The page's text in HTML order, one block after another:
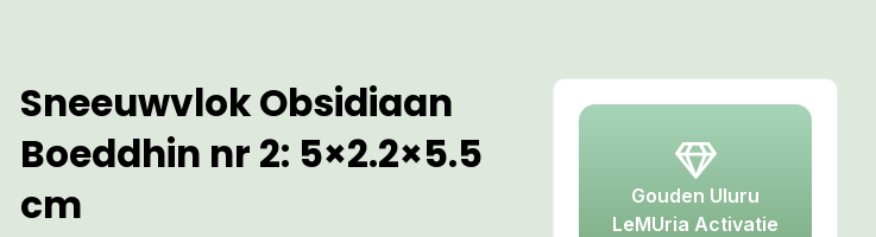
Sneeuwvlok Obsidiaan
Boeddhin nr 2: 5×2.2×5.5
cm
Gouden Uluru
LeMUria Activatie